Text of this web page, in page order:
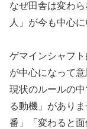
なぜ田舎は変わ
人」が今も中心に
ゲマインシャフ
が中心になって
現状のルールの
る動機」があり
番」「変わると